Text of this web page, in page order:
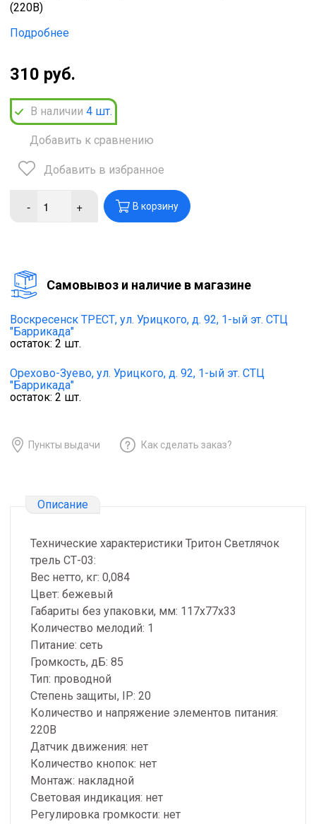
(220В)
Подробнее
310 руб.
В наличии 4 шт.
Добавить к сравнению
Добавить в избранное
- + В корзину
Cамовывоз и наличие в магазине
Воскресенск ТРЕСТ, ул. Урицкого, д. 92, 1-ый эт. СТЦ
"Баррикада"
остаток: 2 шт.
Орехово-Зуево, ул. Урицкого, д. 92, 1-ый эт. СТЦ
"Баррикада"
остаток: 2 шт.
Пункты выдачи Как сделать заказ?
Описание
Технические характеристики Тритон Светлячок
трель СТ-03:
Вес нетто, кг: 0,084
Цвет: бежевый
Габариты без упаковки, мм: 117х77х33
Количество мелодий: 1
Питание: сеть
Громкость, дБ: 85
Тип: проводной
Степень защиты, IP: 20
Количество и напряжение элементов питания:
220В
Датчик движения: нет
Количество кнопок: нет
Монтаж: накладной
Световая индикация: нет
Регулировка громкости: нет